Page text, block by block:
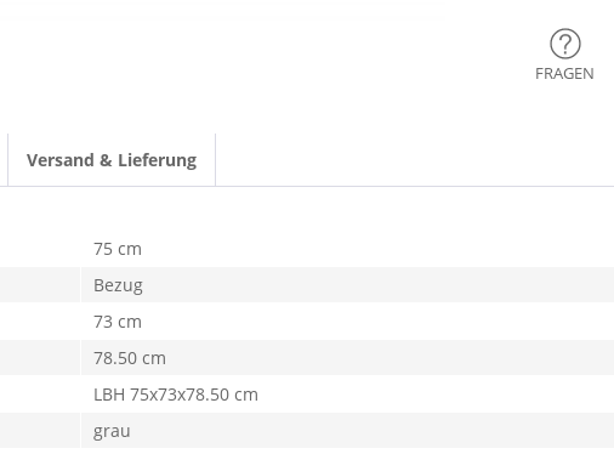
FRAGEN
Versand & Lieferung
75 cm
Bezug
73 cm
78.50 cm
LBH 75x73x78.50 cm
grau